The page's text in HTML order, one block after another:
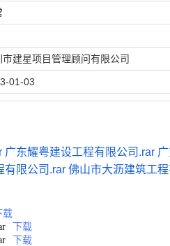
市建星项目管理顾问有限公司
01-03
广东耀粤建设工程有限公司.rar
有限公司.rar 佛山市大沥建筑工
载
下载
下载